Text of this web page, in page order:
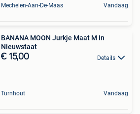
Mechelen-Aan-De-Maas Vandaag
BANANA MOON Jurkje Maat M In
Nieuwstaat
€ 15,00 Details
Turnhout Vandaag